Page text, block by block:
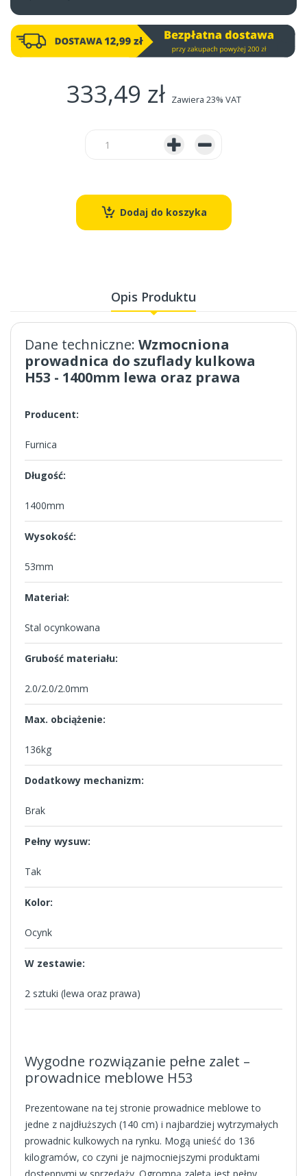
333,49 zł Zawiera 23% VAT
Dodaj do koszyka
Opis Produktu
Dane techniczne: Wzmocniona
prowadnica do szuflady kulkowa
H53 - 1400mm lewa oraz prawa
Producent:
Furnica
Długość:
1400mm
Wysokość:
53mm
Materiał:
Stal ocynkowana
Grubość materiału:
2.0/2.0/2.0mm
Max. obciążenie:
136kg
Dodatkowy mechanizm:
Brak
Pełny wysuw:
Tak
Kolor:
Ocynk
W zestawie:
2 sztuki (lewa oraz prawa)
Wygodne rozwiązanie pełne zalet –
prowadnice meblowe H53
Prezentowane na tej stronie prowadnice meblowe to
jedne z najdłuższych (140 cm) i najbardziej wytrzymałych
prowadnic kulkowych na rynku. Mogą unieść do 136
kilogramów, co czyni je najmocniejszymi produktami